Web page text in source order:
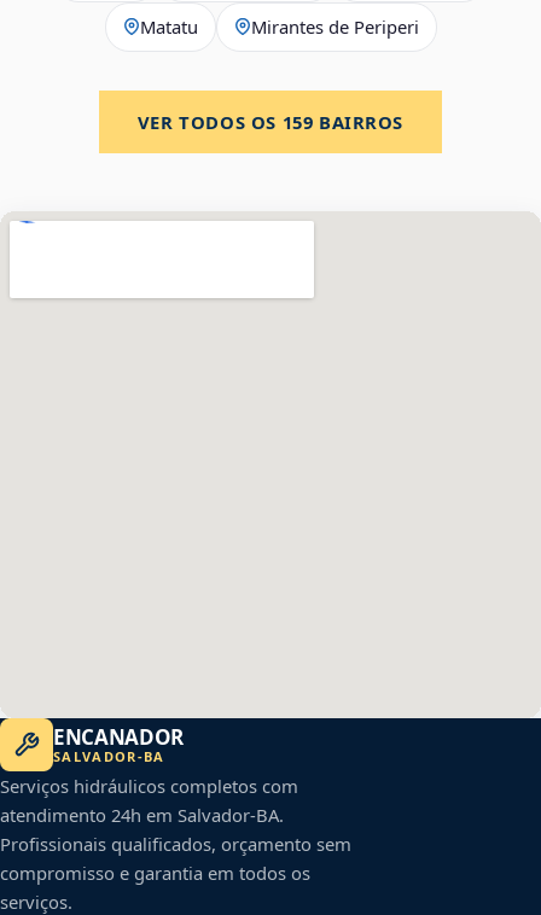
Matatu Mirantes de Periperi
VER TODOS OS 159 BAIRROS
ENCANADOR
SALVADOR-BA
Serviços hidráulicos completos com
atendimento 24h em Salvador-BA.
Profissionais qualificados, orçamento sem
compromisso e garantia em todos os
serviços.